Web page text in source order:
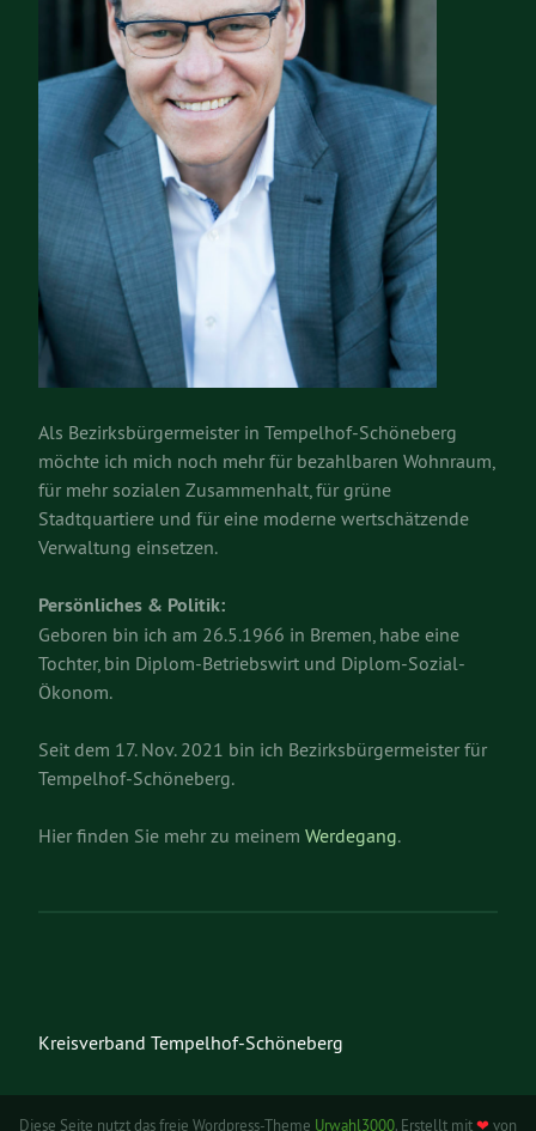
Als Bezirksbürgermeister in Tempelhof-Schöneberg
möchte ich mich noch mehr für bezahlbaren Wohnraum,
für mehr sozialen Zusammenhalt, für grüne
Stadtquartiere und für eine moderne wertschätzende
Verwaltung einsetzen.
Persönliches & Politik:
Geboren bin ich am 26.5.1966 in Bremen, habe eine
Tochter, bin Diplom-Betriebswirt und Diplom-Sozial-
Ökonom.
Seit dem 17. Nov. 2021 bin ich Bezirksbürgermeister für
Tempelhof-Schöneberg.
Hier finden Sie mehr zu meinem Werdegang.
Kreisverband Tempelhof-Schöneberg
Diese Seite nutzt das freie Wordpress-Theme Urwahl3000. Erstellt mit❤ von